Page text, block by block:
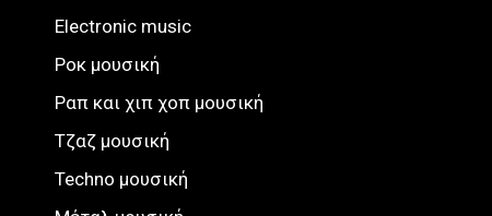
Electronic music
Ροκ μουσική
Ραπ και χιπ χοπ μουσική
Τζαζ μουσική
Techno μουσική